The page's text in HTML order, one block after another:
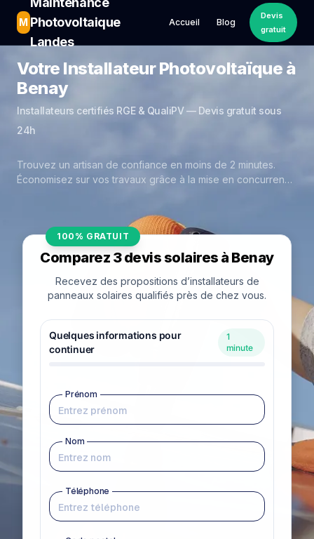
M Photovoltaique
Landes
Accueil Blog
Devis
gratuit
Votre Installateur Photovoltaïque à
Benay
Installateurs certifiés RGE & QualiPV — Devis gratuit sous
24h
Trouvez un artisan de confiance en moins de 2 minutes.
Économisez sur vos travaux grâce à la mise en concurrence
100% GRATUIT
Comparez 3 devis solaires à Benay
Recevez des propositions d’installateurs de
panneaux solaires qualifiés près de chez vous.